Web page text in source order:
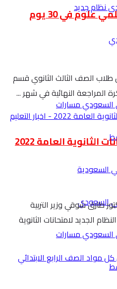
نظام جديد
السعودي مسارات
السعودية
السعودي
السعودي مسارات
في 30 يوم
طلاب الصف الثالث الثانوي قسم
النهائية في شهر ...
العامة 2022
طارق شوقي وزير التربية
الجديد لامتحانات الثانوية